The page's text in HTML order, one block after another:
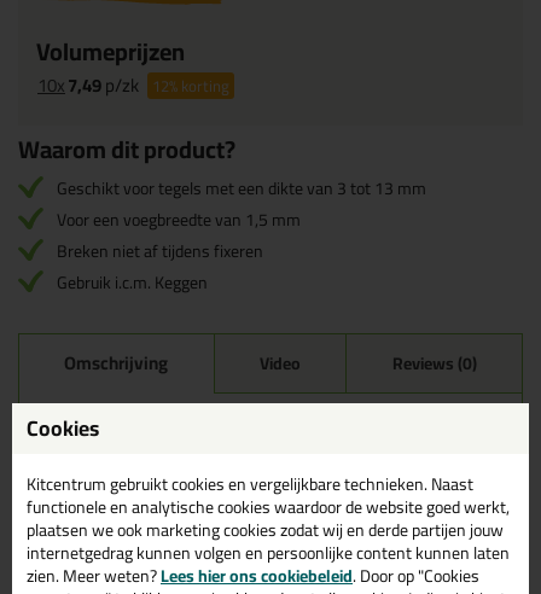
Volumeprijzen
10x7,49p/zk 12%korting
Waarom dit product?
Geschikt voor tegels met een dikte van 3 tot 13 mm
Voor een voegbreedte van 1,5 mm
Breken niet af tijdens fixeren
Gebruik i.c.m. Keggen
Omschrijving Video Reviews (0)
Fix Plus Levelling Clips
1,5mm - 3 tot 13mm in 100
stuks
Bestel de Fix Plus Levelling Clips 1,5mm - 3 tot 13mm in 100
stuks vandaag nog! Vandaag besteld = morgen in huis.
Cookies
Kitcentrum gebruikt cookies en vergelijkbare technieken. Naast
functionele en analytische cookies waardoor de website goed werkt,
plaatsen we ook marketing cookies zodat wij en derde partijen jouw
internetgedrag kunnen volgen en persoonlijke content kunnen laten
zien. Meer weten?Lees hier ons cookiebeleid. Door op "Cookies